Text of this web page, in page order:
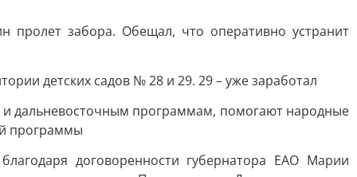
забора. Обещал, что оперативно устранит
детских садов № 28 и 29. 29 – уже заработал
и дальневосточным программам, помогают народные
программы
договоренности губернатора ЕАО Марии